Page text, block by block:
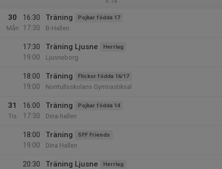
30
Mån
16:30
17:30
Träning Pojkar födda 17
B-Hallen
17:30
19:00
Träning Ljusne Herrlag
Ljusneborg
18:00
19:00
Träning Flickor födda 16/17
Norrtullsskolans Gymnastiksal
31
Tis
16:00
17:30
Träning Pojkar födda 14
Dina-hallen
18:00
19:00
Träning SFF Friends
Dina Hallen
20:30
Träning Ljusne Herrlag